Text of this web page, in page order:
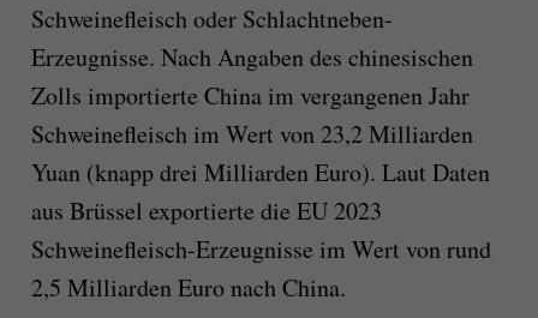
Schweinefleisch oder Schlachtneben-
Erzeugnisse. Nach Angaben des chinesischen
Zolls importierte China im vergangenen Jahr
Schweinefleisch im Wert von 23,2 Milliarden
Yuan (knapp drei Milliarden Euro). Laut Daten
aus Brüssel exportierte die EU 2023
Schweinefleisch-Erzeugnisse im Wert von rund
2,5 Milliarden Euro nach China.